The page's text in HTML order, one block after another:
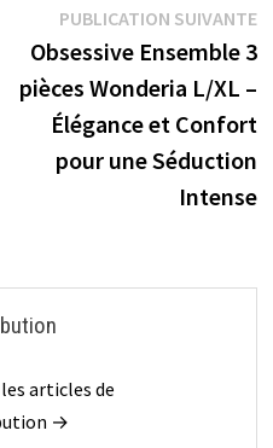
:
PUBLICATION SUIVANTE
Obsessive Ensemble 3
pièces Wonderia L/XL –
Élégance et Confort
pour une Séduction
Intense
articles de
→